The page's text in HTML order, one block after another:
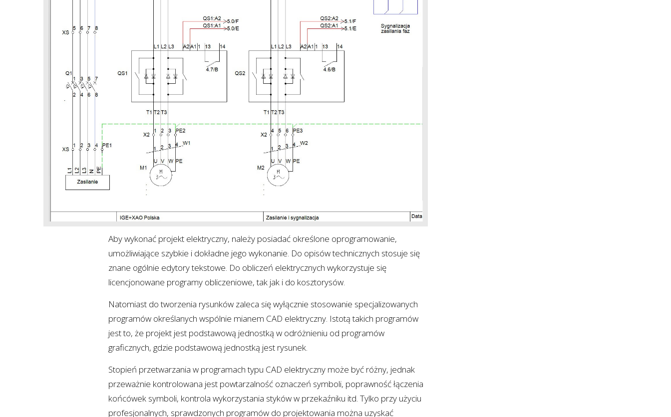
Aby wykonać projekt elektryczny, należy posiadać określone oprogramowanie,
umożliwiające szybkie i dokładne jego wykonanie. Do opisów technicznych stosuje się
znane ogólnie edytory tekstowe. Do obliczeń elektrycznych wykorzystuje się
licencjonowane programy obliczeniowe, tak jak i do kosztorysów.
Natomiast do tworzenia rysunków zaleca się wyłącznie stosowanie specjalizowanych
programów określanych wspólnie mianem CAD elektryczny. Istotą takich programów
jest to, że projekt jest podstawową jednostką w odróżnieniu od programów
graficznych, gdzie podstawową jednostką jest rysunek.
Stopień przetwarzania w programach typu CAD elektryczny może być różny, jednak
przeważnie kontrolowana jest powtarzalność oznaczeń symboli, poprawność łączenia
końcówek symboli, kontrola wykorzystania styków w przekaźniku itd. Tylko przy użyciu
profesjonalnych, sprawdzonych programów do projektowania można uzyskać